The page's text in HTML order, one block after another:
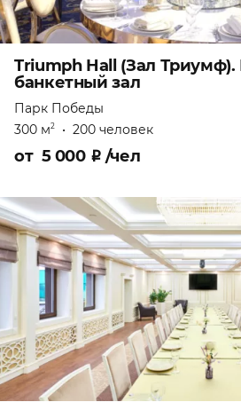
Triumph Hall (Зал
банкетный зал
Парк Победы
300 м2 • 200 человек
от 5 000 ₽ /чел